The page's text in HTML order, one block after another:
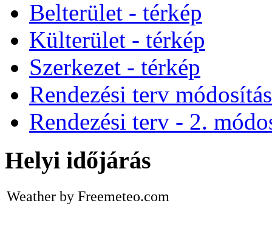
Belterület - térkép
Külterület - térkép
Szerkezet - térkép
Rendezési terv
Rendezési terv - 2.
Helyi időjárás
Weather by Freemeteo.com